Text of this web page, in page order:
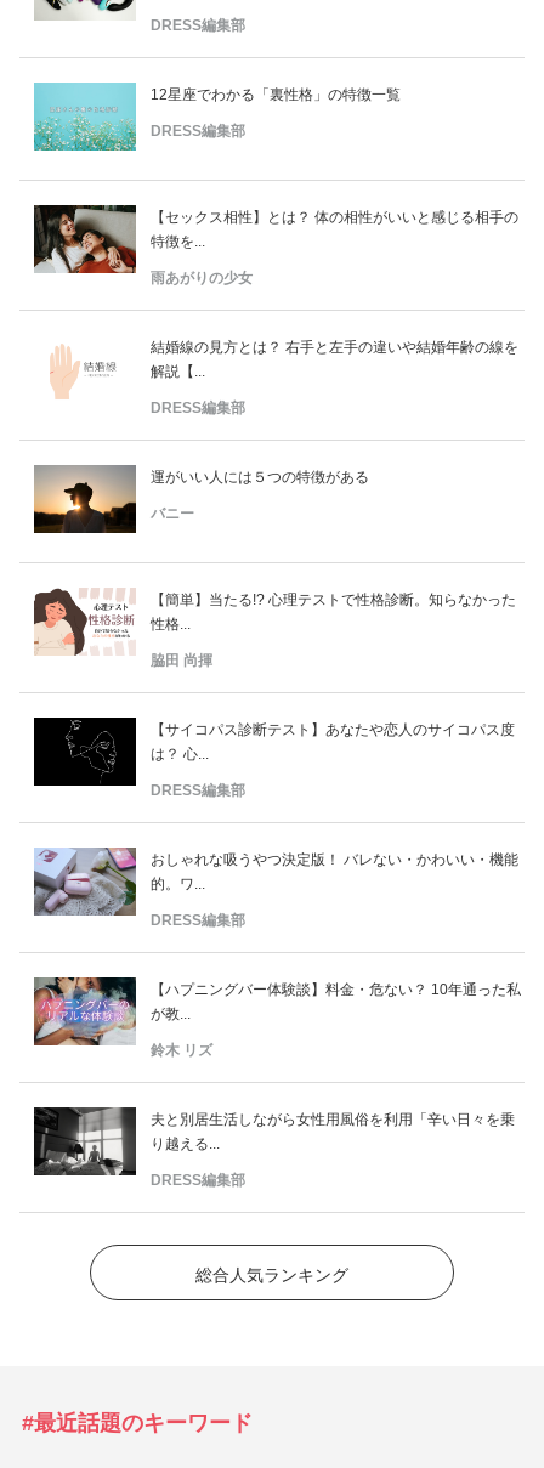
カルチャー/エンタメ
性と愛
DRESS編集部
12星座でわかる「裏性格」の特徴一覧
DRESS編集部
【セックス相性】とは？ 体の相性がいいと感じる相手の
特徴を...
雨あがりの少女
結婚線の見方とは？ 右手と左手の違いや結婚年齢の線を
解説【...
DRESS編集部
運がいい人には５つの特徴がある
バニー
【簡単】当たる!? 心理テストで性格診断。知らなかった
性格...
脇田 尚揮
【サイコパス診断テスト】あなたや恋人のサイコパス度
は？ 心...
DRESS編集部
おしゃれな吸うやつ決定版！ バレない・かわいい・機能
的。ワ...
DRESS編集部
【ハプニングバー体験談】料金・危ない？ 10年通った私
が教...
鈴木 リズ
夫と別居生活しながら女性用風俗を利用「辛い日々を乗
り越える...
DRESS編集部
総合人気ランキング
#最近話題のキーワード